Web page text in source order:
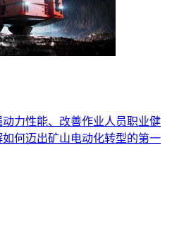
力性能、改善作业人员职业健
何迈出矿山电动化转型的第一